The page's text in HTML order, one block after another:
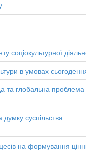
соціокультурної
в умовах
та глобальна проблема
суспільства
на формування